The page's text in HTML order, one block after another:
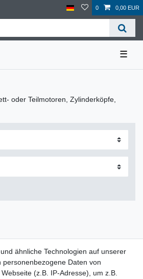
0 0,00 EUR
☰
oder Teilmotoren, Zylinderköpfe,
Ladeluftschlauch Ladeluftleitung
BMW 3er F30 F31 320d
€ *
ähnliche Technologien auf unserer
Daten von
(z.B. IP-Adresse), um z.B.